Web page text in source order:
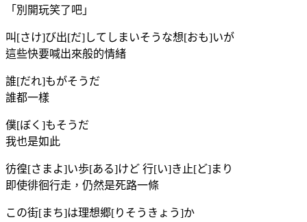
「別開玩笑了吧」
叫[さけ]び出[だ]してしまいそうな想[おも]いが
這些快要喊出來般的情緒
誰[だれ]もがそうだ
誰都一樣
僕[ぼく]もそうだ
我也是如此
彷徨[さまよ]い歩[ある]けど 行[い]き止[ど]まり
即使徘徊行走，仍然是死路一條
この街[まち]は理想郷[りそうきょう]か